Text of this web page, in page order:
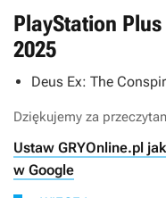
PlayStation
2025
Deus Ex: The
Dziękujemy za
Ustaw GRYOnline.pl
w Google